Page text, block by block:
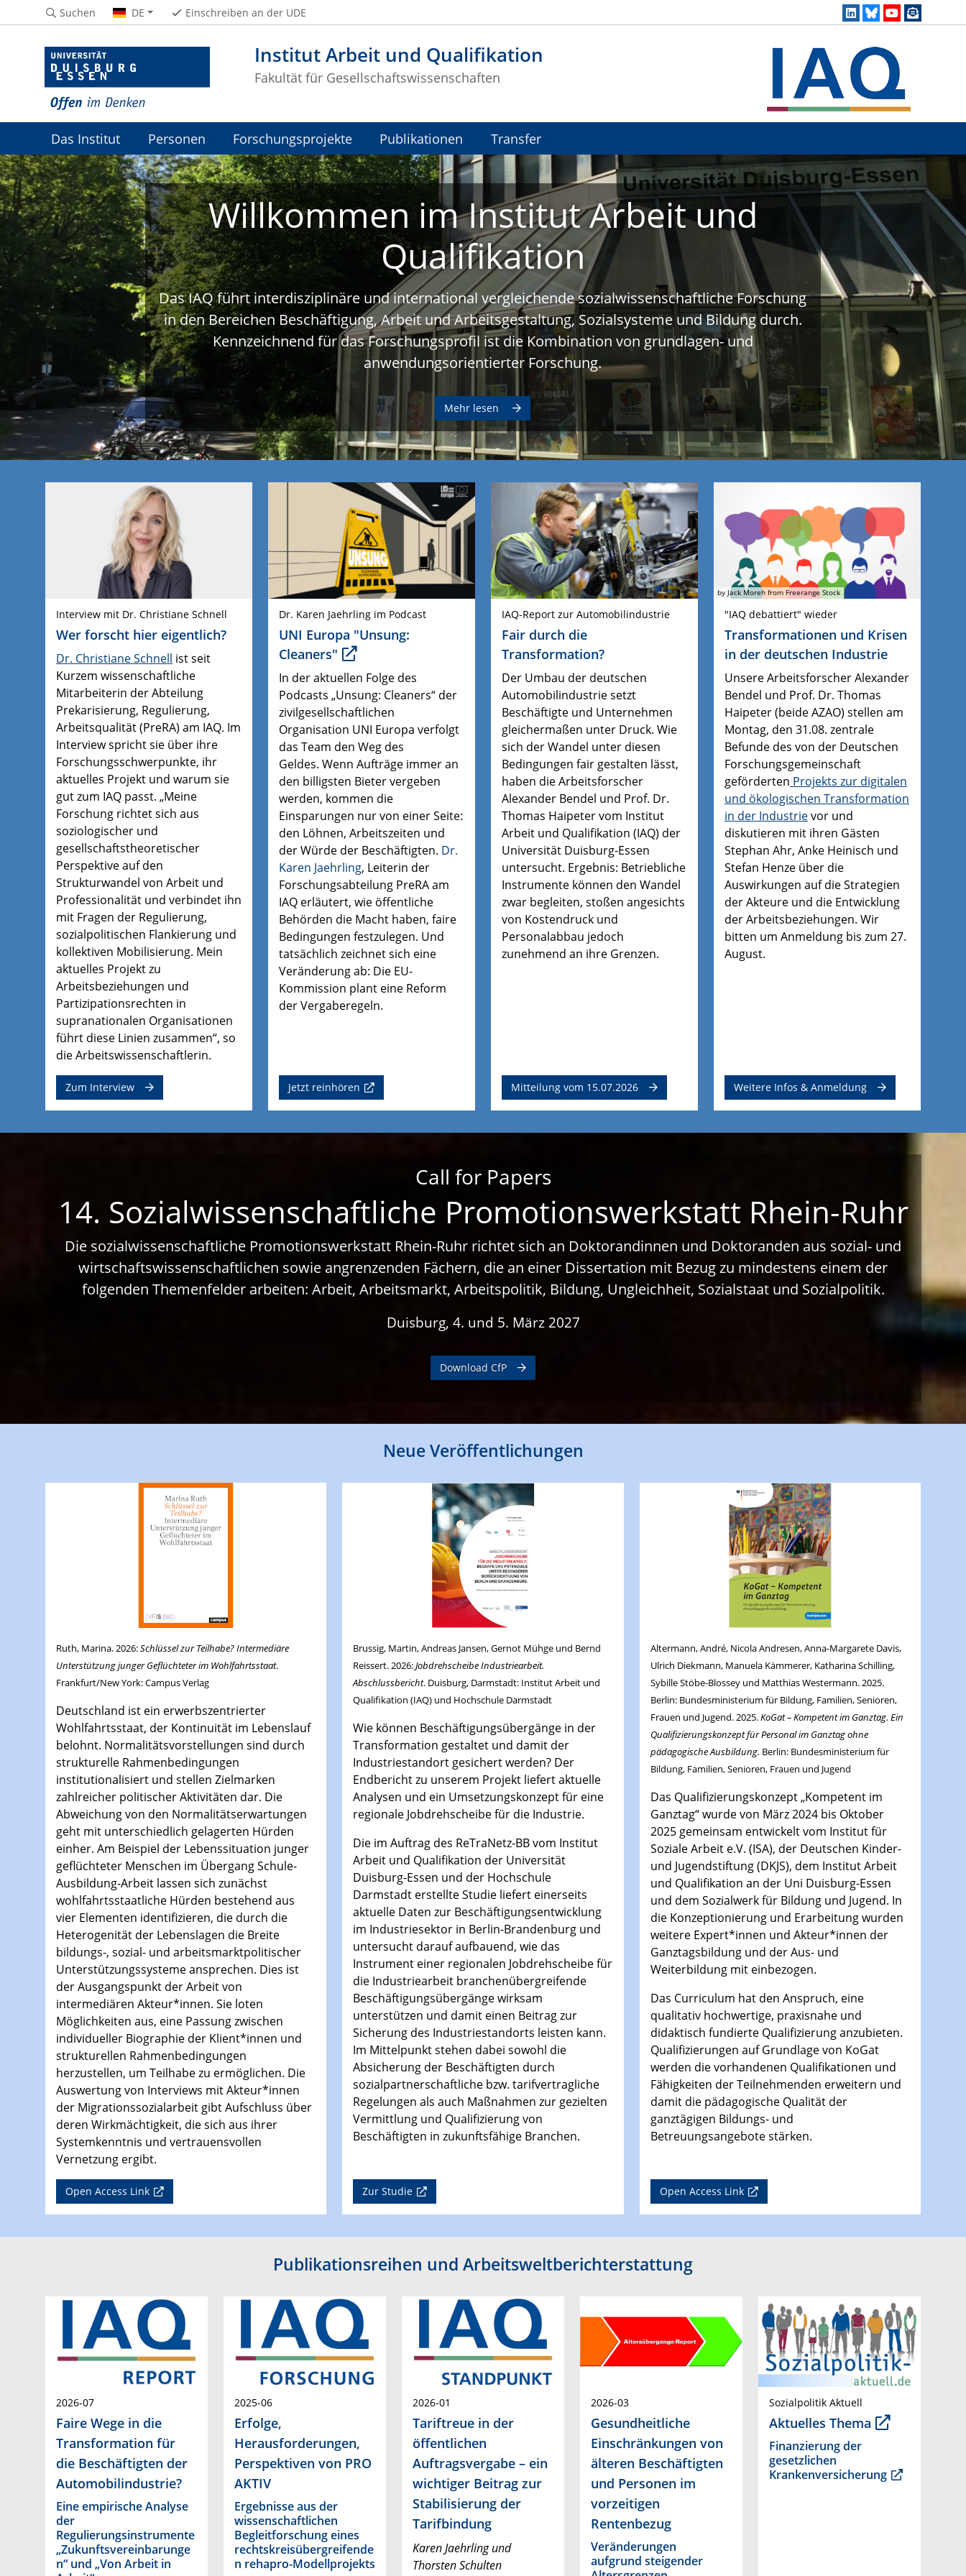
Institut Arbeit und Qualifikation
Fakultät für Gesellschaftswissenschaften
Suchen DE Einschreiben an der UDE
Das Institut Personen Forschungsprojekte Publikationen Transfer
Willkommen im Institut Arbeit und
Qualifikation
Das IAQ führt interdisziplinäre und international vergleichende sozialwissenschaftliche Forschung
in den Bereichen Beschäftigung, Arbeit und Arbeitsgestaltung, Sozialsysteme und Bildung durch.
Kennzeichnend für das Forschungsprofil ist die Kombination von grundlagen- und
anwendungsorientierter Forschung.
Mehr lesen
Interview mit Dr. Christiane Schnell
Wer forscht hier eigentlich?
Dr. Christiane Schnell ist seit
Kurzem wissenschaftliche
Mitarbeiterin der Abteilung
Prekarisierung, Regulierung,
Arbeitsqualität (PreRA) am IAQ. Im
Interview spricht sie über ihre
Forschungsschwerpunkte, ihr
aktuelles Projekt und warum sie
gut zum IAQ passt. „Meine
Forschung richtet sich aus
soziologischer und
gesellschaftstheoretischer
Perspektive auf den
Strukturwandel von Arbeit und
Professionalität und verbindet ihn
mit Fragen der Regulierung,
sozialpolitischen Flankierung und
kollektiven Mobilisierung. Mein
aktuelles Projekt zu
Arbeitsbeziehungen und
Partizipationsrechten in
supranationalen Organisationen
führt diese Linien zusammen“, so
die Arbeitswissenschaftlerin.
Zum Interview
Dr. Karen Jaehrling im Podcast
UNI Europa "Unsung:
Cleaners"
In der aktuellen Folge des
Podcasts „Unsung: Cleaners“ der
zivilgesellschaftlichen
Organisation UNI Europa verfolgt
das Team den Weg des
Geldes. Wenn Aufträge immer an
den billigsten Bieter vergeben
werden, kommen die
Einsparungen nur von einer Seite:
den Löhnen, Arbeitszeiten und
der Würde der Beschäftigten. Dr.
Karen Jaehrling, Leiterin der
Forschungsabteilung PreRAam
IAQ erläutert, wie öffentliche
Behörden die Macht haben, faire
Bedingungen festzulegen. Und
tatsächlich zeichnet sich eine
Veränderung ab: Die EU-
Kommission plant eine Reform
der Vergaberegeln.
Jetzt reinhören
IAQ-Report zur Automobilindustrie
Fair durch die
Transformation?
Der Umbau der deutschen
Automobilindustrie setzt
Beschäftigte und Unternehmen
gleichermaßen unter Druck. Wie
sich der Wandel unter diesen
Bedingungen fair gestalten lässt,
haben die Arbeitsforscher
Alexander Bendel und Prof. Dr.
Thomas Haipeter vom Institut
Arbeit und Qualifikation (IAQ) der
Universität Duisburg-Essen
untersucht. Ergebnis: Betriebliche
Instrumente können den Wandel
zwar begleiten, stoßen angesichts
von Kostendruck und
Personalabbau jedoch
zunehmend an ihre Grenzen.
Mitteilung vom 15.07.2026
by Jack Moreh from Freerange Stock
"IAQ debattiert" wieder
Transformationen und Krisen
in der deutschen Industrie
Unsere Arbeitsforscher Alexander
Bendel und Prof. Dr. Thomas
Haipeter (beide AZAO) stellen am
Montag, den 31.08. zentrale
Befunde des von der Deutschen
Forschungsgemeinschaft
geförderten Projekts zur digitalen
und ökologischen Transformation
in der Industrievor und
diskutieren mit ihren Gästen
Stephan Ahr, Anke Heinisch und
Stefan Henze über die
Auswirkungen auf die Strategien
der Akteure und die Entwicklung
der Arbeitsbeziehungen. Wir
bitten um Anmeldung bis zum 27.
August.
Weitere Infos & Anmeldung
Call for Papers
14. Sozialwissenschaftliche Promotionswerkstatt Rhein-Ruhr
Die sozialwissenschaftliche Promotionswerkstatt Rhein-Ruhr richtet sich an Doktorandinnen und Doktoranden aus sozial- und
wirtschaftswissenschaftlichen sowie angrenzenden Fächern, die an einer Dissertation mit Bezug zu mindestens einem der
folgenden Themenfelder arbeiten: Arbeit, Arbeitsmarkt, Arbeitspolitik, Bildung, Ungleichheit, Sozialstaat und Sozialpolitik.
Duisburg, 4. und 5. März 2027
Download CfP
Neue Veröffentlichungen
Ruth, Marina. 2026:Schlüssel zur Teilhabe? Intermediäre
Unterstützung junger Geflüchteter im Wohlfahrtsstaat.
Frankfurt/New York: Campus Verlag
Deutschland ist ein erwerbszentrierter
Wohlfahrtsstaat, der Kontinuität im Lebenslauf
belohnt. Normalitätsvorstellungen sind durch
strukturelle Rahmenbedingungen
institutionalisiert und stellen Zielmarken
zahlreicher politischer Aktivitäten dar. Die
Abweichung von den Normalitätserwartungen
geht mit unterschiedlich gelagerten Hürden
einher. Am Beispiel der Lebenssituation junger
geflüchteter Menschen im Übergang Schule-
Ausbildung-Arbeit lassen sich zunächst
wohlfahrtsstaatliche Hürden bestehend aus
vier Elementen identifizieren, die durch die
Heterogenität der Lebenslagen die Breite
bildungs-, sozial- und arbeitsmarktpolitischer
Unterstützungssysteme ansprechen. Dies ist
der Ausgangspunkt der Arbeit von
intermediären Akteur*innen. Sie loten
Möglichkeiten aus, eine Passung zwischen
individueller Biographie der Klient*innen und
strukturellen Rahmenbedingungen
herzustellen, um Teilhabe zu ermöglichen. Die
Auswertung von Interviews mit Akteur*innen
der Migrationssozialarbeit gibt Aufschluss über
deren Wirkmächtigkeit, die sich aus ihrer
Systemkenntnis und vertrauensvollen
Vernetzung ergibt.
Open Access Link
Brussig, Martin, Andreas Jansen, Gernot Mühge und Bernd
Reissert. 2026:Jobdrehscheibe Industriearbeit.
Abschlussbericht. Duisburg, Darmstadt: Institut Arbeit und
Qualifikation (IAQ) und Hochschule Darmstadt
Wie können Beschäftigungsübergänge in der
Transformation gestaltet und damit der
Industriestandort gesichert werden? Der
Endbericht zu unserem Projekt liefert aktuelle
Analysen und ein Umsetzungskonzept für eine
regionale Jobdrehscheibe für die Industrie.
Die im Auftrag des ReTraNetz-BB vom Institut
Arbeit und Qualifikation der Universität
Duisburg-Essen und der Hochschule
Darmstadt erstellte Studie liefert einerseits
aktuelle Daten zur Beschäftigungsentwicklung
im Industriesektor in Berlin-Brandenburg und
untersucht darauf aufbauend, wie das
Instrument einer regionalen Jobdrehscheibe für
die Industriearbeit branchenübergreifende
Beschäftigungsübergänge wirksam
unterstützen und damit einen Beitrag zur
Sicherung des Industriestandorts leisten kann.
Im Mittelpunkt stehen dabei sowohl die
Absicherung der Beschäftigten durch
sozialpartnerschaftliche bzw. tarifvertragliche
Regelungen als auch Maßnahmen zur gezielten
Vermittlung und Qualifizierung von
Beschäftigten in zukunftsfähige Branchen.
Zur Studie
Altermann, André, Nicola Andresen, Anna-Margarete Davis,
Ulrich Diekmann, Manuela Kämmerer, Katharina Schilling,
Sybille Stöbe-Blossey und Matthias Westermann. 2025.
Berlin: Bundesministerium für Bildung, Familien, Senioren,
Frauen und Jugend. 2025.KoGat – Kompetent im Ganztag. Ein
Qualifizierungskonzept für Personal im Ganztag ohne
pädagogische Ausbildung. Berlin: Bundesministerium für
Bildung, Familien, Senioren, Frauen und Jugend
Das Qualifizierungskonzept „Kompetent im
Ganztag“ wurde von März 2024 bis Oktober
2025 gemeinsam entwickelt vom Institut für
Soziale Arbeit e.V. (ISA), der Deutschen Kinder-
und Jugendstiftung (DKJS), dem Institut Arbeit
und Qualifikation an der Uni Duisburg-Essen
und dem Sozialwerk für Bildung und Jugend. In
die Konzeptionierung und Erarbeitung wurden
weitere Expert*innen und Akteur*innen der
Ganztagsbildung und der Aus- und
Weiterbildung mit einbezogen.
Das Curriculum hat den Anspruch, eine
qualitativ hochwertige, praxisnahe und
didaktisch fundierte Qualifizierung anzubieten.
Qualifizierungen auf Grundlage von KoGat
werden die vorhandenen Qualifikationen und
Fähigkeiten der Teilnehmenden erweitern und
damit die pädagogische Qualität der
ganztägigen Bildungs- und
Betreuungsangebote stärken.
Open Access Link
Publikationsreihen und Arbeitsweltberichterstattung
2026-07
Faire Wege in die
Transformation für
die Beschäftigten der
Automobilindustrie?
Eine empirische Analyse
der
Regulierungsinstrumente
„Zukunftsvereinbarunge
n“ und „Von Arbeit in
2025-06
Erfolge,
Herausforderungen,
Perspektiven von PRO
AKTIV
Ergebnisse aus der
wissenschaftlichen
Begleitforschung eines
rechtskreisübergreifende
n rehapro-Modellprojekts
2026-01
Tariftreue in der
öffentlichen
Auftragsvergabe – ein
wichtiger Beitrag zur
Stabilisierung der
Tarifbindung
Karen Jaehrling und
Thorsten Schulten
2026-03
Gesundheitliche
Einschränkungen von
älteren Beschäftigten
und Personen im
vorzeitigen
Rentenbezug
Veränderungen
aufgrund steigender
Sozialpolitik Aktuell
Aktuelles Thema
Finanzierung der
gesetzlichen
Krankenversicherung